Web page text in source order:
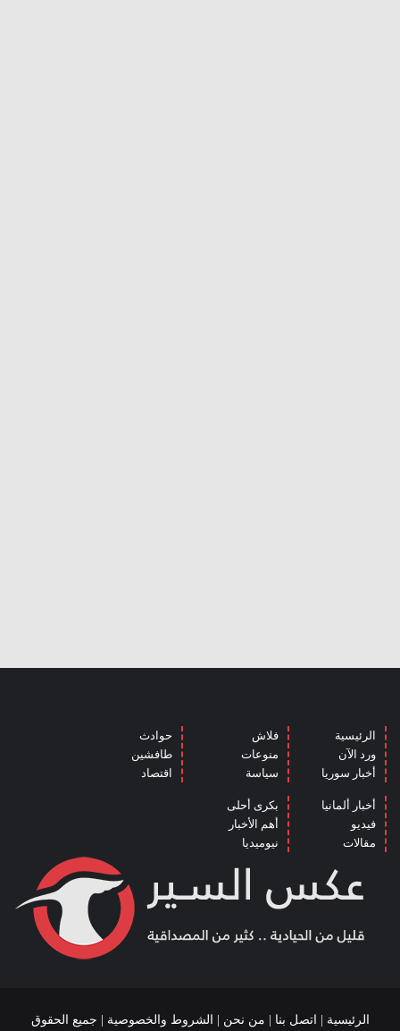
الرئيسية
ورد الآن
أخبار سوريا
فلاش
منوعات
سياسة
حوادث
طافشين
اقتصاد
أخبار ألمانيا
فيديو
مقالات
بكرى أحلى
أهم الأخبار
نيوميديا
الرئيسية اتصل بنا من نحن الشروط والخصوصية | جميع الحقوق